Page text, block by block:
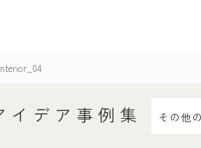
イデア事例集 その他